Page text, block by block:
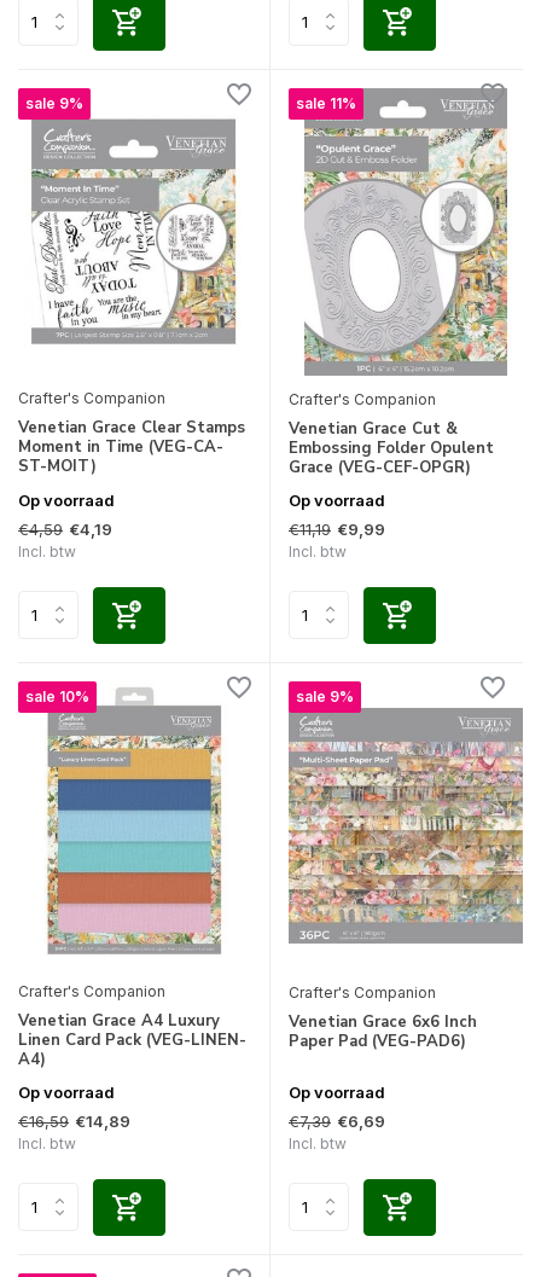
sale 9%
Crafter's Companion
Venetian Grace Clear Stamps
Moment in Time (VEG-CA-
ST-MOIT)
Op voorraad
€4,59 €4,19
Incl. btw
sale 11%
Crafter's Companion
Venetian Grace Cut &
Embossing Folder Opulent
Grace (VEG-CEF-OPGR)
Op voorraad
€11,19 €9,99
Incl. btw
sale 10%
Crafter's Companion
Venetian Grace A4 Luxury
Linen Card Pack (VEG-LINEN-
A4)
Op voorraad
€16,59 €14,89
Incl. btw
sale 9%
Crafter's Companion
Venetian Grace 6x6 Inch
Paper Pad (VEG-PAD6)
Op voorraad
€7,39 €6,69
Incl. btw